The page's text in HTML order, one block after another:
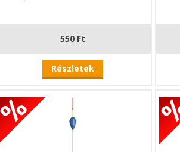
550 Ft
Részletek